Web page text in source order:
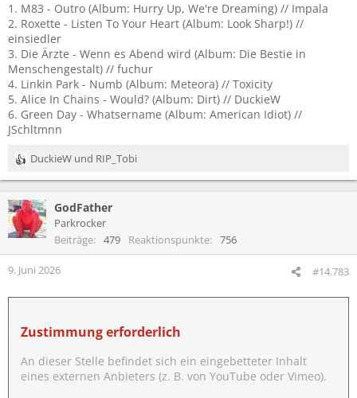
1. M83 - Outro (Album: Hurry Up, We're Dreaming) // Impala
2. Roxette - Listen To Your Heart (Album: Look Sharp!) //
einsiedler
3. Die Ärzte - Wenn es Abend wird (Album: Die Bestie in
Menschengestalt) // fuchur
4. Linkin Park - Numb (Album: Meteora) // Toxicity
5. Alice In Chains - Would? (Album: Dirt) // DuckieW
6. Green Day - Whatsername (Album: American Idiot) //
JSchltmnn
R
e
k
t
i
o
n
e
n
DuckieW und RIP_Tobi
GodFather
Parkrocker
Beiträge
479 Reaktionspunkte 756
9. Juni 2026 #14.783
Zustimmung erforderlich
An dieser Stelle befindet sich ein eingebetteter Inhalt
eines externen Anbieters (z. B. von YouTube oder Vimeo).